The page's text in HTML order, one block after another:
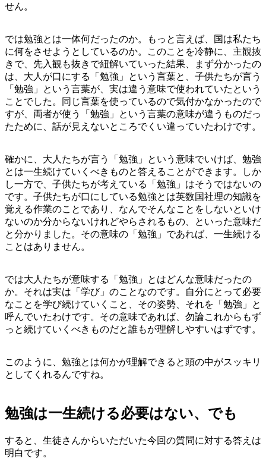
せん。
では勉強とは一体何だったのか。もっと言えば、国は私たち
に何をさせようとしているのか。このことを冷静に、主観抜
きで、先入観も抜きで紐解いていった結果、まず分かったの
は、大人が口にする「勉強」という言葉と、子供たちが言う
「勉強」という言葉が、実は違う意味で使われていたという
ことでした。同じ言葉を使っているので気付かなかったので
すが、両者が使う「勉強」という言葉の意味が違うものだっ
たために、話が見えないところでくい違っていたわけです。
確かに、大人たちが言う「勉強」という意味でいけば、勉強
とは一生続けていくべきものと答えることができます。しか
し一方で、子供たちが考えている「勉強」はそうではないの
です。子供たちが口にしている勉強とは英数国社理の知識を
覚える作業のことであり、なんでそんなことをしないといけ
ないのか分からないけれどやらされるもの、といった意味だ
と分かりました。その意味の「勉強」であれば、一生続ける
ことはありません。
では大人たちが意味する「勉強」とはどんな意味だったの
か。それは実は「学び」のことなのです。自分にとって必要
なことを学び続けていくこと、その姿勢、それを「勉強」と
呼んでいたわけです。その意味であれば、勿論これからもず
っと続けていくべきものだと誰もが理解しやすいはずです。
このように、勉強とは何かが理解できると頭の中がスッキリ
としてくれるんですね。
勉強は一生続ける必要はない、でも
すると、生徒さんからいただいた今回の質問に対する答えは
明白です。